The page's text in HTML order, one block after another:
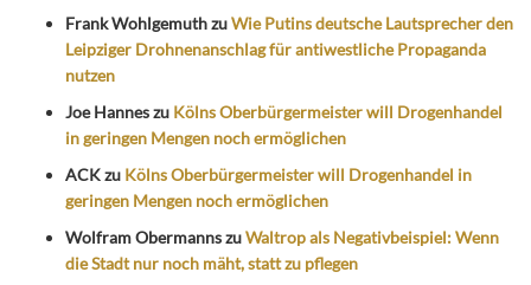
Frank WohlgemuthzuWie Putins deutsche Lautsprecher den
Leipziger Drohnenanschlag für antiwestliche Propaganda
nutzen
Joe Hanneszu Kölns Oberbürgermeister will Drogenhandel
in geringen Mengen noch ermöglichen
ACKzu Kölns Oberbürgermeister will Drogenhandel in
geringen Mengen noch ermöglichen
Wolfram ObermannszuWaltrop als Negativbeispiel: Wenn
die Stadt nur noch mäht, statt zu pflegen